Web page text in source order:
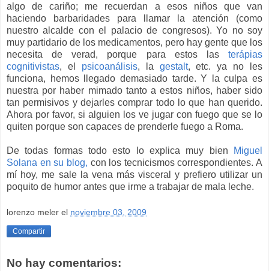
algo de cariño; me recuerdan a esos niños que van
haciendo barbaridades para llamar la atención (como
nuestro alcalde con el palacio de congresos). Yo no soy
muy partidario de los medicamentos, pero hay gente que los
necesita de verad, porque para estos las terápias
cognitivistas, el psicoanálisis, la gestalt, etc. ya no les
funciona, hemos llegado demasiado tarde. Y la culpa es
nuestra por haber mimado tanto a estos niños, haber sido
tan permisivos y dejarles comprar todo lo que han querido.
Ahora por favor, si alguien los ve jugar con fuego que se lo
quiten porque son capaces de prenderle fuego a Roma.
De todas formas todo esto lo explica muy bien
Miguel
Solana en su blog, con los tecnicismos correspondientes. A
mí hoy, me sale la vena más visceral y prefiero utilizar un
poquito de humor antes que irme a trabajar de mala leche.
lorenzo meler el noviembre 03, 2009
Compartir
No hay comentarios: